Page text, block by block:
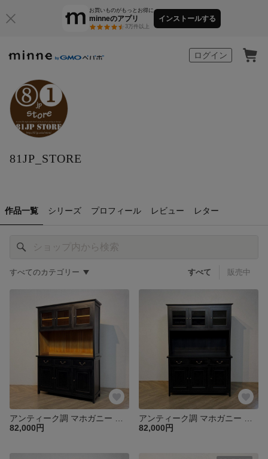
お買いものがもっとお得に
minneのアプリ
3万件以上
インストールする
ログイン
81JP_STORE
作品一覧 シリーズ プロフィール レビュー レター
すべてのカテゴリー すべて 販売中
82,000円
82,000円